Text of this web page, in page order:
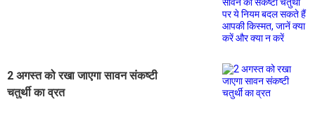
2 अगस्त को रखा जाएगा सावन संकष्टी
चतुर्थी का व्रत